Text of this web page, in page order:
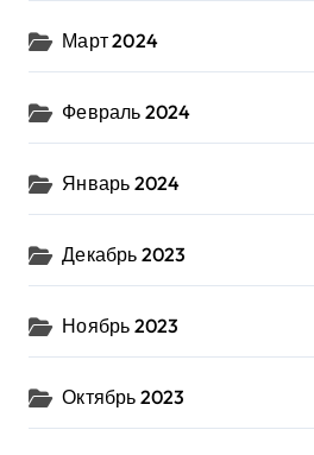
Март 2024
Февраль 2024
Январь 2024
Декабрь 2023
Ноябрь 2023
Октябрь 2023